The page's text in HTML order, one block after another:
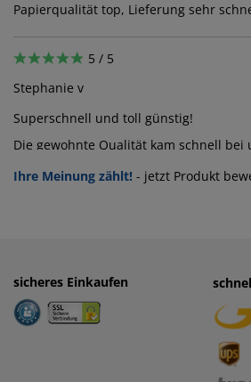
Papierqualität top, Lieferung sehr
5 / 5
Stephanie v
Superschnell und toll günstig!
Die gewohnte Qualität kam schnell bei
Ihre Meinung zählt! - jetzt Produkt
sicheres Einkaufen
·
·